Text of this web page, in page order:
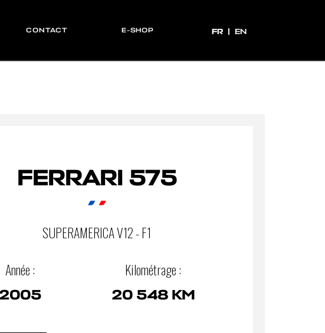
CONTACT E-SHOP FR
FR EN
FERRARI 575
SUPERAMERICA V12 - F1
Année :
2005
Kilométrage :
20 548 KM